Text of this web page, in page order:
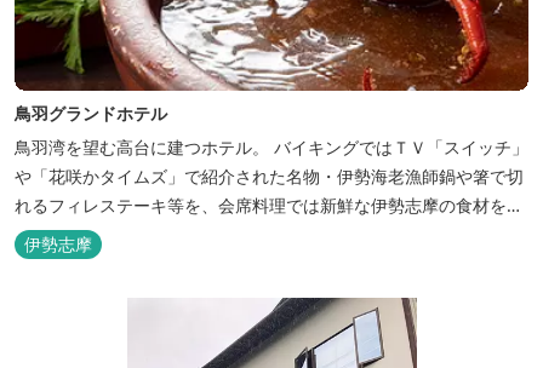
鳥羽グランドホテル
鳥羽湾を望む高台に建つホテル。 バイキングではＴＶ「スイッチ」
や「花咲かタイムズ」で紹介された名物・伊勢海老漁師鍋や箸で切
れるフィレステーキ等を、会席料理では新鮮な伊勢志摩の食材をお
楽しみいただけます。
伊勢志摩